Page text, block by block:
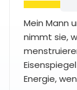
Mein Mann
nimmt sie,
Energie,